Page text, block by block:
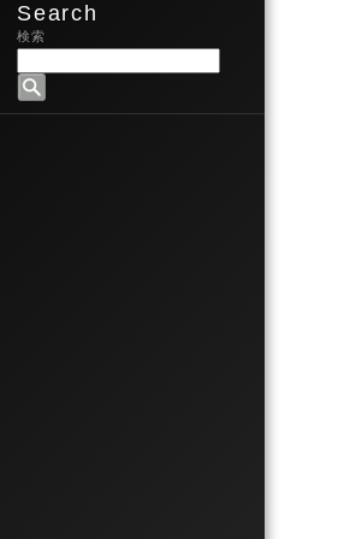
Search
検索